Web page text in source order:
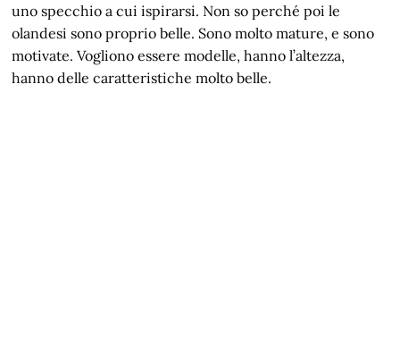
uno specchio a cui ispirarsi. Non so perché poi le
olandesi sono proprio belle. Sono molto mature, e sono
motivate. Vogliono essere modelle, hanno l’altezza,
hanno delle caratteristiche molto belle.